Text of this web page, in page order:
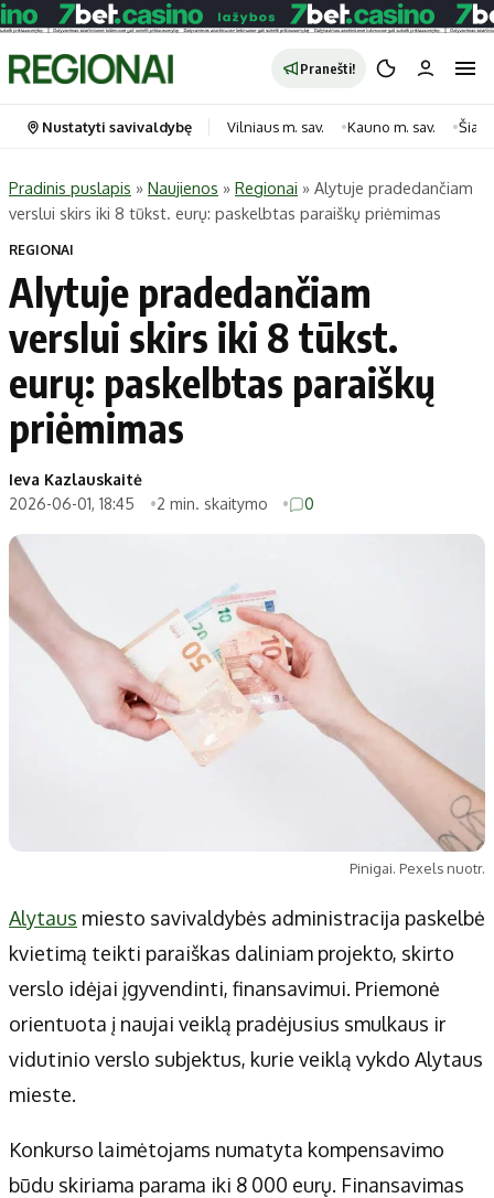
Pranešti!
Portalas
Pradinis puslapis
Savivaldybės
Naujausi
Lietuva
Pasaulis
Patarimai
Dirbtinis intelektas
Gineso rekordai
Kategorijos
Gyvenimas
Horoskopai
Maistas
Indėlių palūkanos
Didžiosios savivaldybės
Vilniaus miesto
Kauno miesto
Klaipėdos miesto
Alytaus miesto
Kitos savivaldybės
Druskininkų
Utenos rajono
Jonavos rajono
Vilkaviškio rajono
Palangos miesto
Redakcija
Apie mus
Autoriai
Kontaktai
Privatumo politika
Nustatyti savivaldybę Vilniaus m. sav. Kauno m. sav.
Pradinis puslapis » Naujienos » Regionai » Alytuje pradedančiam
verslui skirs iki 8 tūkst. eurų: paskelbtas paraiškų priėmimas
REGIONAI
Alytuje pradedančiam
verslui skirs iki 8 tūkst.
eurų: paskelbtas paraiškų
priėmimas
Ieva Kazlauskaitė
2026-06-01, 18:45
2 min. skaitymo 0
Pinigai. Pexels nuotr.
Alytaus miesto savivaldybės administracija paskelbė
kvietimą teikti paraiškas daliniam projekto, skirto
verslo idėjai įgyvendinti, finansavimui. Priemonė
orientuota į naujai veiklą pradėjusius smulkaus ir
vidutinio verslo subjektus, kurie veiklą vykdo Alytaus
mieste.
Konkurso laimėtojams numatyta kompensavimo
būdu skiriama parama iki 8 000 eurų. Finansavimas